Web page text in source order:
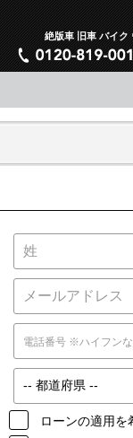
絶版車 旧車 バイク
ローンの適用を